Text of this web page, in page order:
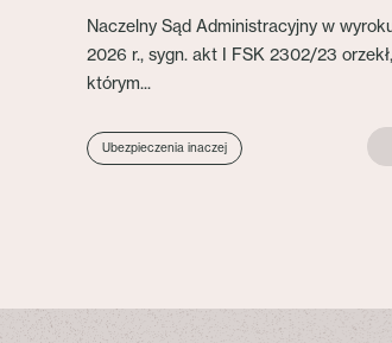
Naczelny Sąd Administracyjny w
2026 r., sygn. akt I FSK 2302/23
którym...
Ubezpieczenia inaczej